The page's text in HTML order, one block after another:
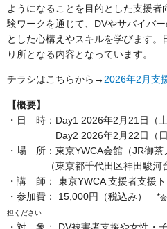
ようになることを目的とした支援
験ワークを通じて、DVやサバイバ
とした心構えやスキルを学びます
り所となる内容となっています。
チラシはこちらから→ 2026年2月支
【概要】
・日 時：Day1 2026年2月21日（
Day2 2026年2月22日（日
・場 所：東京YWCA会館（JR御茶
（東京都千代田区神田駿河台
・講 師： 東京YWCA 支援者支援
・参加費： 15,000円（税込み） *
担ください